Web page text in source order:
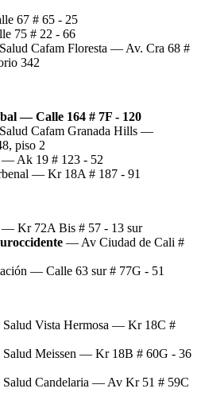
67 # 65 - 25
75 # 22 - 66
Cafam Floresta — Av. Cra 68 #
342
— Calle 164 # 7F - 120
Cafam Granada Hills —
piso 2
— Ak 19 # 123 - 52
— Kr 18A # 187 - 91
— Kr 72A Bis # 57 - 13 sur
— Av Ciudad de Cali #
— Calle 63 sur # 77G - 51
Salud Vista Hermosa — Kr 18C #
Salud Meissen — Kr 18B # 60G - 36
Salud Candelaria — Av Kr 51 # 59C